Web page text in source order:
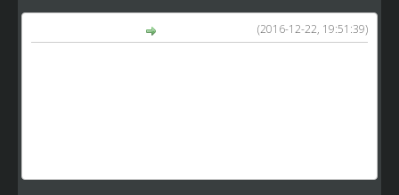
(2016-12-22, 19:51:39)